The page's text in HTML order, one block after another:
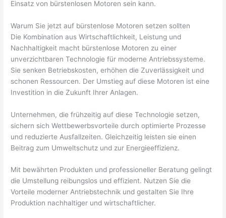
Einsatz von bürstenlosen Motoren sein kann.
Warum Sie jetzt auf bürstenlose Motoren setzen sollten
Die Kombination aus Wirtschaftlichkeit, Leistung und
Nachhaltigkeit macht bürstenlose Motoren zu einer
unverzichtbaren Technologie für moderne Antriebssysteme.
Sie senken Betriebskosten, erhöhen die Zuverlässigkeit und
schonen Ressourcen. Der Umstieg auf diese Motoren ist eine
Investition in die Zukunft Ihrer Anlagen.
Unternehmen, die frühzeitig auf diese Technologie setzen,
sichern sich Wettbewerbsvorteile durch optimierte Prozesse
und reduzierte Ausfallzeiten. Gleichzeitig leisten sie einen
Beitrag zum Umweltschutz und zur Energieeffizienz.
Mit bewährten Produkten und professioneller Beratung gelingt
die Umstellung reibungslos und effizient. Nutzen Sie die
Vorteile moderner Antriebstechnik und gestalten Sie Ihre
Produktion nachhaltiger und wirtschaftlicher.